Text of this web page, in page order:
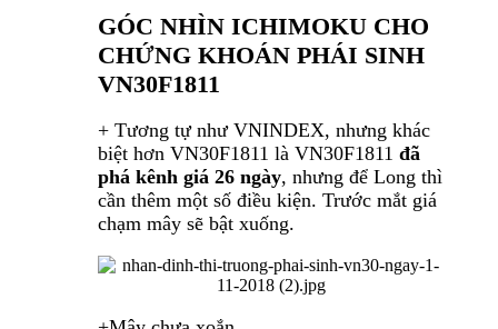
GÓC NHÌN ICHIMOKU CHO
CHỨNG KHOÁN PHÁI SINH
VN30F1811
+ Tương tự như VNINDEX, nhưng khác
biệt hơn VN30F1811 là VN30F1811 đã
phá kênh giá 26 ngày, nhưng để Long thì
cần thêm một số điều kiện. Trước mắt giá
chạm mây sẽ bật xuống.